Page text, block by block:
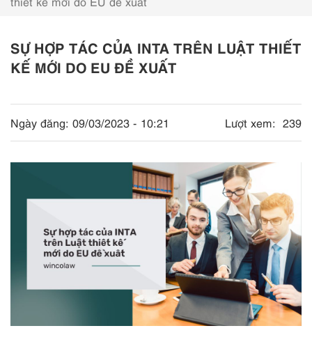
SỰ HỢP TÁC CỦA INTA TRÊN LUẬT THIẾT
KẾ MỚI DO EU ĐỀ XUẤT
Ngày đăng: 09/03/2023 - 10:21 Lượt xem: 239